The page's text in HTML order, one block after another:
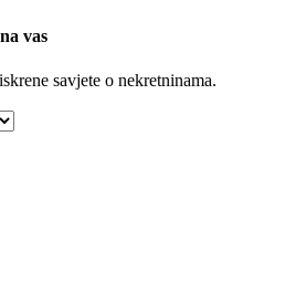
vas
savjete o nekretninama.